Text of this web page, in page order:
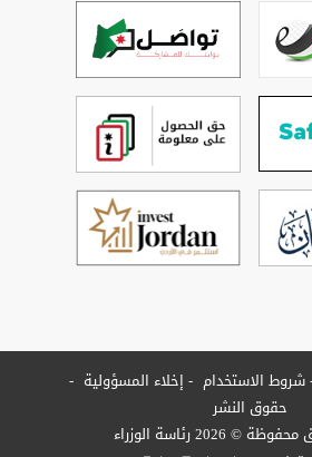
شروط الاستخدام
إخلاء المسؤولية
حقوق النشر
2026 رئاسة الوزراء